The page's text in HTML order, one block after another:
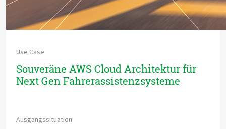
Use Case
Souveräne AWS Cloud Architektur für
Next Gen Fahrerassistenzsysteme
Ausgangssituation